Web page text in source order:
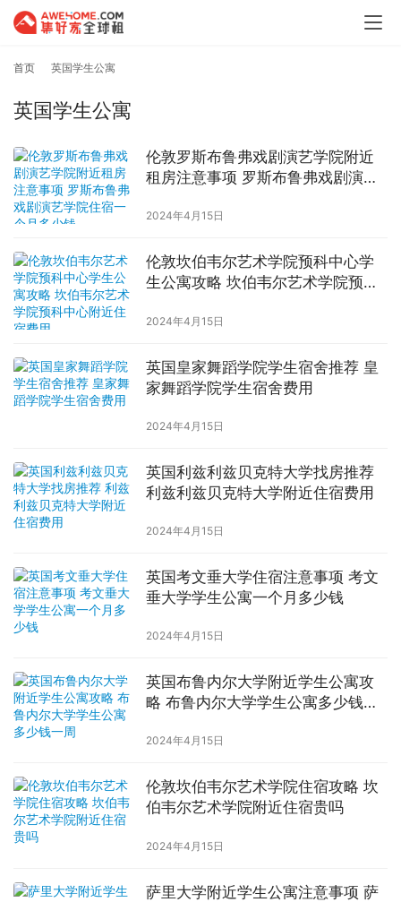
首页 英国学生公寓
英国学生公寓
伦敦罗斯布鲁弗戏剧演艺学院附近
租房注意事项 罗斯布鲁弗戏剧演艺
2024年4月15日
伦敦坎伯韦尔艺术学院预科中心学
生公寓攻略 坎伯韦尔艺术学院预科
2024年4月15日
英国皇家舞蹈学院学生宿舍推荐 皇
家舞蹈学院学生宿舍费用
2024年4月15日
英国利兹利兹贝克特大学找房推荐
利兹利兹贝克特大学附近住宿费用
2024年4月15日
英国考文垂大学住宿注意事项 考文
垂大学学生公寓一个月多少钱
2024年4月15日
英国布鲁内尔大学附近学生公寓攻
略 布鲁内尔大学学生公寓多少钱一
2024年4月15日
伦敦坎伯韦尔艺术学院住宿攻略 坎
伯韦尔艺术学院附近住宿贵吗
2024年4月15日
萨里大学附近学生公寓注意事项 萨